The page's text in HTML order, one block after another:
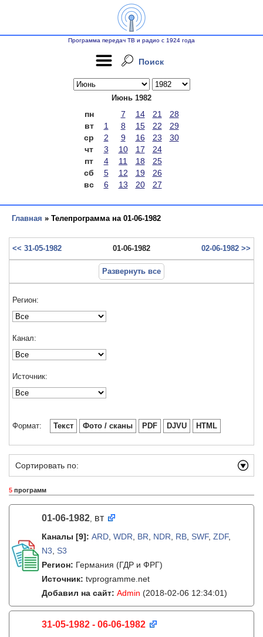
Программа передач ТВ и радио с 1924 года
Поиск
Июнь 1982
пн 7 14 21
28
вт
1 8 15 22
29
ср
2 9 16 23
30
чт
3 10 17
24
пт
4 11 18
25
сб
5 12 19
26
вс
6 13 20 27
Главная » Телепрограмма на 01-06-1982
<< 31-05-1982 01-06-1982 02-06-1982 >>
Развернуть все
Регион:
Канал:
Источник:
Формат: Текст Фото / сканы PDF DJVU HTML
Сортировать по:
5 программ
01-06-1982, вт
Каналы [9]: ARD WDR BR NDR RB SWF, ZDF,
N3
S3
Регион: Германия (ГДР и ФРГ)
Источник: tvprogramme.net
Добавил на сайт: Admin (2018-02-06 12:34:01)
31-05-1982 - 06-06-1982